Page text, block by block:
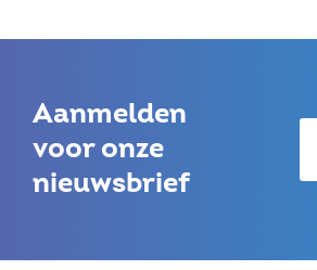
Aanmelden
voor onze
nieuwsbrief